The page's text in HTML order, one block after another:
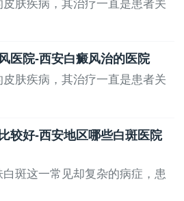
肤疾病，其治疗一直是患者关
医院-西安白癜风治的医院
肤疾病，其治疗一直是患者关
较好-西安地区哪些白斑医院
斑这一常见却复杂的病症，患